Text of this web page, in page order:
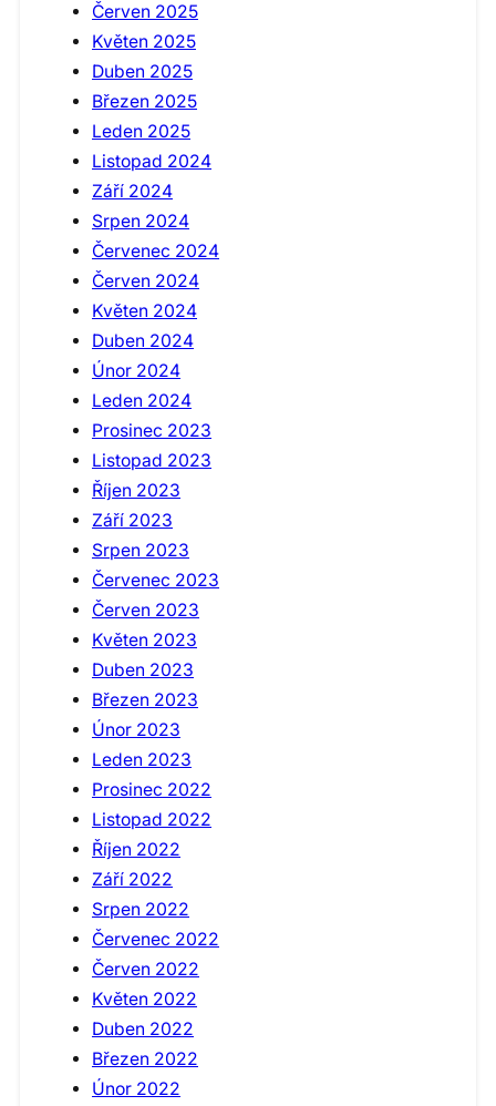
Červen 2025
Květen 2025
Duben 2025
Březen 2025
Leden 2025
Listopad 2024
Září 2024
Srpen 2024
Červenec 2024
Červen 2024
Květen 2024
Duben 2024
Únor 2024
Leden 2024
Prosinec 2023
Listopad 2023
Říjen 2023
Září 2023
Srpen 2023
Červenec 2023
Červen 2023
Květen 2023
Duben 2023
Březen 2023
Únor 2023
Leden 2023
Prosinec 2022
Listopad 2022
Říjen 2022
Září 2022
Srpen 2022
Červenec 2022
Červen 2022
Květen 2022
Duben 2022
Březen 2022
Únor 2022